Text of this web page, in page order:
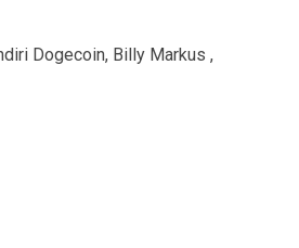
Dogecoin, Billy Markus ,